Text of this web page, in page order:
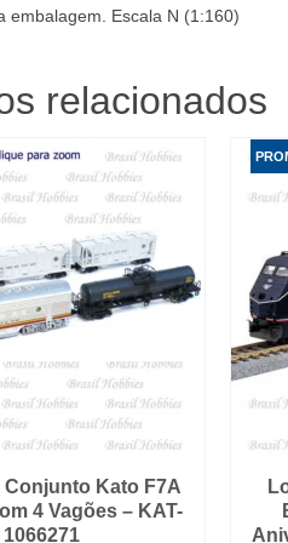
embalagem. Escala N (1:160)
relacionados
Conjunto Kato F7A
4 Vagões – KAT-
1066271